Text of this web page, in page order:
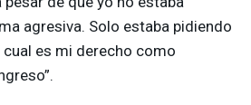
agresiva. Solo estaba pidiendo
es mi derecho como